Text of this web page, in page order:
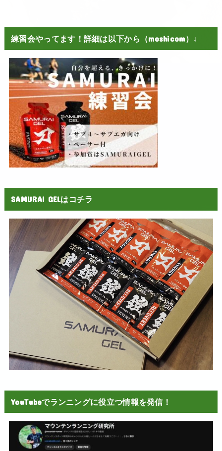
練習会やってます！詳細は以下から（moshicom）↓
SAMURAI GELはコチラ
YouTubeでランニングに役立つ情報を発信！